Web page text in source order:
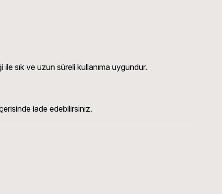
ile sık ve uzun süreli kullanıma uygundur.
iade edebilirsiniz.